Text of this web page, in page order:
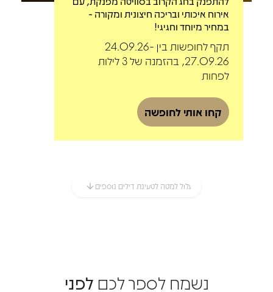
אירוח איכותי ובריכה חיצונית ומקורה -
במחיר מיוחד וחגיגי!
תקף לחופשות בין 24.09.26-
27.09.26, בהזמנה של 3 לילות
לפחות
קחו אותי לחופשה
גלול למטה לטעינת דילים נוספים
נשמח לספר לכם לפני